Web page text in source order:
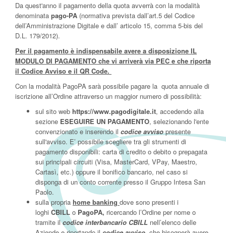
Da quest'anno il pagamento della quota avverrà con la modalità
denominata pago-PA (normativa prevista dall’art.5 del Codice
dell’Amministrazione Digitale e dall’ articolo 15, comma 5-bis del
D.L. 179/2012).
Per il pagamento è indispensabile avere a disposizione IL
MODULO DI PAGAMENTO che vi arriverà via PEC e che riporta
il Codice Avviso e il QR Code.
Con la modalità PagoPA sarà possibile pagare la quota annuale di
iscrizione all’Ordine attraverso un maggior numero di possibilità:
sul sito web https://www.pagodigitale.it, accedendo alla
sezione ESEGUIRE UN PAGAMENTO, selezionando l'ente
convenzionato e inserendo il codice avvisopresente
sull'avviso. E’ possibile scegliere tra gli strumenti di
pagamento disponibili: carta di credito o debito o prepagata
sui principali circuiti (Visa, MasterCard, VPay, Maestro,
Cartasì, etc.) oppure il bonifico bancario, nel caso si
disponga di un conto corrente presso il Gruppo Intesa San
Paolo.
sulla propria home banking dove sono presenti i
loghi CBILL o PagoPA, ricercando l’Ordine per nome o
tramite ilcodice interbancario CBILL nell’elenco delle